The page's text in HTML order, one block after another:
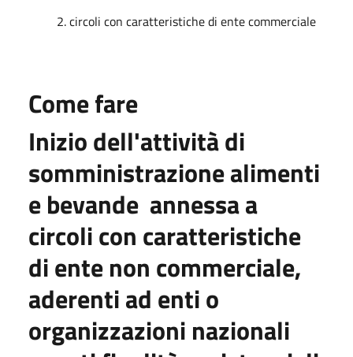
​ 2. circoli con caratteristiche di ente commerciale
Come fare
Inizio dell'attività di
somministrazione alimenti
e bevande annessa a
circoli con caratteristiche
di ente non commerciale,
aderenti ad enti o
organizzazioni nazionali